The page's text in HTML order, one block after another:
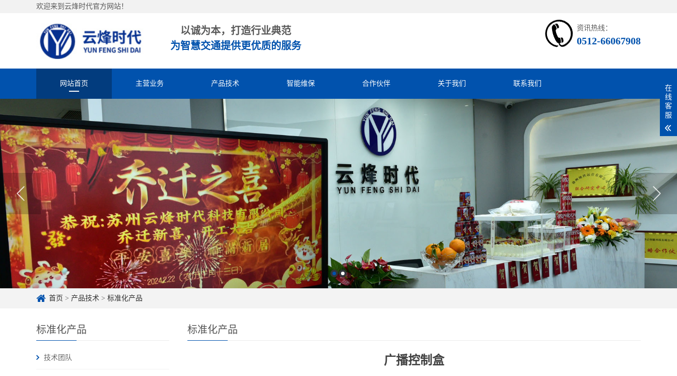
欢迎来到云烽时代官方网站！
以诚为本，打造行业典范
为智慧交通提供更优质的服务
资讯热线：
0512-66067908
网站首页 主营业务 产品技术 智能维保 合作伙伴 关于我们 联系我们
首页 > 产品技术 > 标准化产品
标准化产品
技术团队
标准化产品
广播控制盒
在
线
客
服